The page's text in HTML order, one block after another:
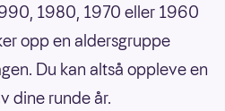
1980, 1970 eller 1960
opp en aldersgruppe
Du kan altså oppleve en
dine runde år.